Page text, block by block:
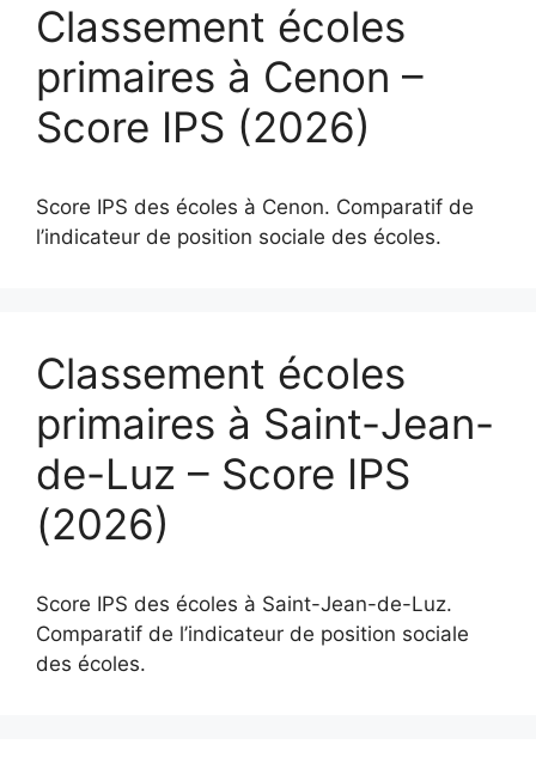
Classement écoles
primaires à Cenon –
Score IPS (2026)
Score IPS des écoles à Cenon. Comparatif de
l’indicateur de position sociale des écoles.
Classement écoles
primaires à Saint-Jean-
de-Luz – Score IPS
(2026)
Score IPS des écoles à Saint-Jean-de-Luz.
Comparatif de l’indicateur de position sociale
des écoles.